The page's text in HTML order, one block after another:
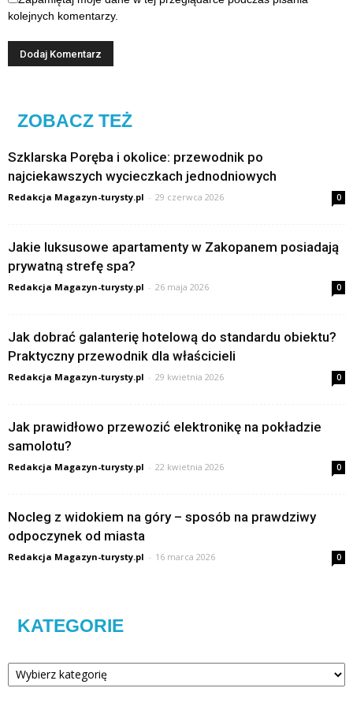
kolejnych komentarzy.
ZOBACZ TEŻ
Szklarska Poręba i okolice: przewodnik po
najciekawszych wycieczkach jednodniowych
Redakcja Magazyn-turysty.pl - 29 czerwca 2026 0
Jakie luksusowe apartamenty w Zakopanem posiadają
prywatną strefę spa?
Redakcja Magazyn-turysty.pl - 26 maja 2026 0
Jak dobrać galanterię hotelową do standardu obiektu?
Praktyczny przewodnik dla właścicieli
Redakcja Magazyn-turysty.pl - 29 kwietnia 2026 0
Jak prawidłowo przewozić elektronikę na pokładzie
samolotu?
Redakcja Magazyn-turysty.pl - 22 kwietnia 2026 0
Nocleg z widokiem na góry – sposób na prawdziwy
odpoczynek od miasta
Redakcja Magazyn-turysty.pl - 16 marca 2026 0
KATEGORIE
Kategorie